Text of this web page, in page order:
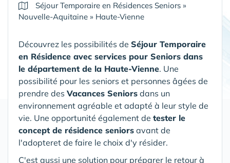
Séjour Temporaire en Résidences Seniors »
Nouvelle-Aquitaine » Haute-Vienne
Découvrez les possibilités de Séjour Temporaire
en Résidence avec services pour Seniors dans
le département de la Haute-Vienne. Une
possibilité pour les seniors et personnes âgées de
prendre des Vacances Seniors dans un
environnement agréable et adapté à leur style de
vie. Une opportunité également de tester le
concept de résidence seniors avant de
l'adopteret de faire le choix d'y résider.
C'est aussi une solution pour préparer le retour à